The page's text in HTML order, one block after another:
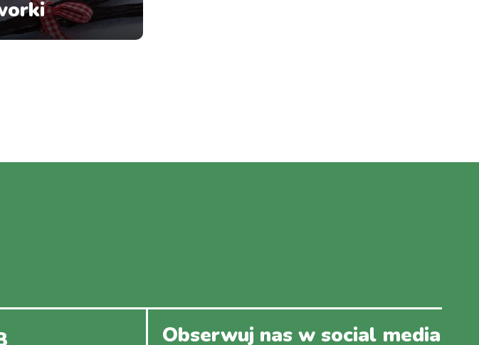
Obserwuj nas w social media